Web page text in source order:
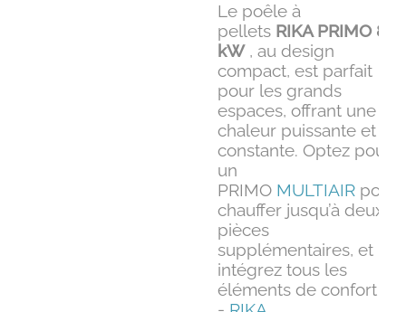
Le poêle à
pellets RIKA PRIMO 8
kW, au design
compact, est parfait
pour les grands
espaces, offrant une
chaleur puissante et
constante. Optez pour
un
PRIMO MULTIAIR pour
chauffer jusqu’à deux
pièces
supplémentaires, et
intégrez tous les
éléments de confort